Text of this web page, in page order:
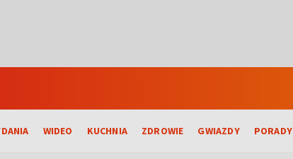
WIDEO KUCHNIA ZDROWIE GWIAZDY PORADY